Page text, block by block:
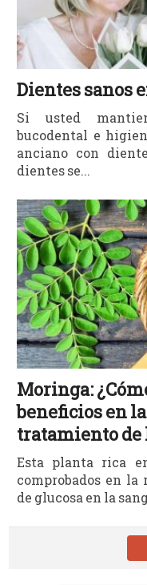
Dientes sanos
Si usted
bucodental e
anciano con
dientes se...
Moringa:
beneficios en
tratamiento de
Esta planta rica
comprobados en
de glucosa en la